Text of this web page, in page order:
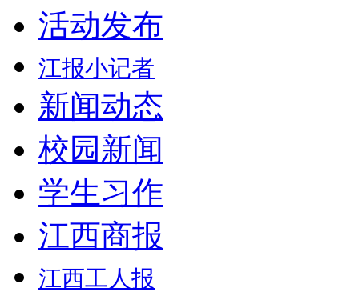
活动发布
江报小记者
新闻动态
校园新闻
学生习作
江西商报
江西工人报